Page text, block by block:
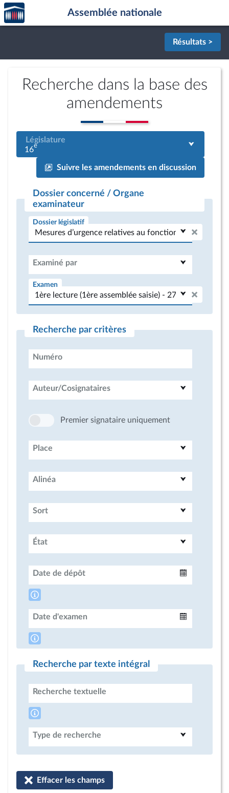
Aller au contenu
Aller en bas de la page
Accèder
à la
page
Assemblée nationale
Résultats >
Recherche dans la base des
amendements
Législature
16e
Suivre les amendements en discussion
Dossier concerné / Organe
examinateur
Dossier législatif
Examiné par
Examen
Recherche par critères
Numéro
Auteur/Cosignataires
Premier signataire uniquement
Place
Alinéa
Sort
État
Date de dépôt
Date d'examen
Recherche par texte intégral
Recherche textuelle
Type de recherche
Effacer les champs